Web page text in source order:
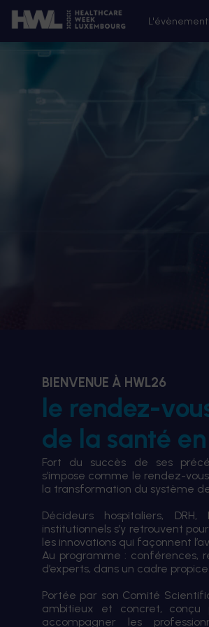
L'évènement
BIENVENUE À HWL26
le rendez-
de la santé
Fort du succès de ses
s’impose comme le rendez-
la transformation du système
Décideurs hospitaliers,
institutionnels s’y retrouvent
les innovations qui façonnent
Au programme : conférences,
d’experts, dans un cadre
Portée par son Comité
ambitieux et concret,
accompagner les